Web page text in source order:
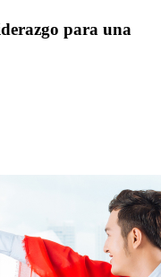
para una